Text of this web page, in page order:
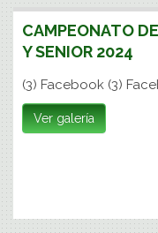
CAMPEONATO
Y SENIOR 2024
(3) Facebook (3)
Ver galería